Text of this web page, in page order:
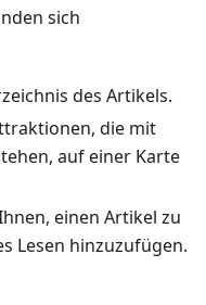
sich
des Artikels.
die mit
auf einer Karte
einen Artikel zu
Lesen hinzuzufügen.